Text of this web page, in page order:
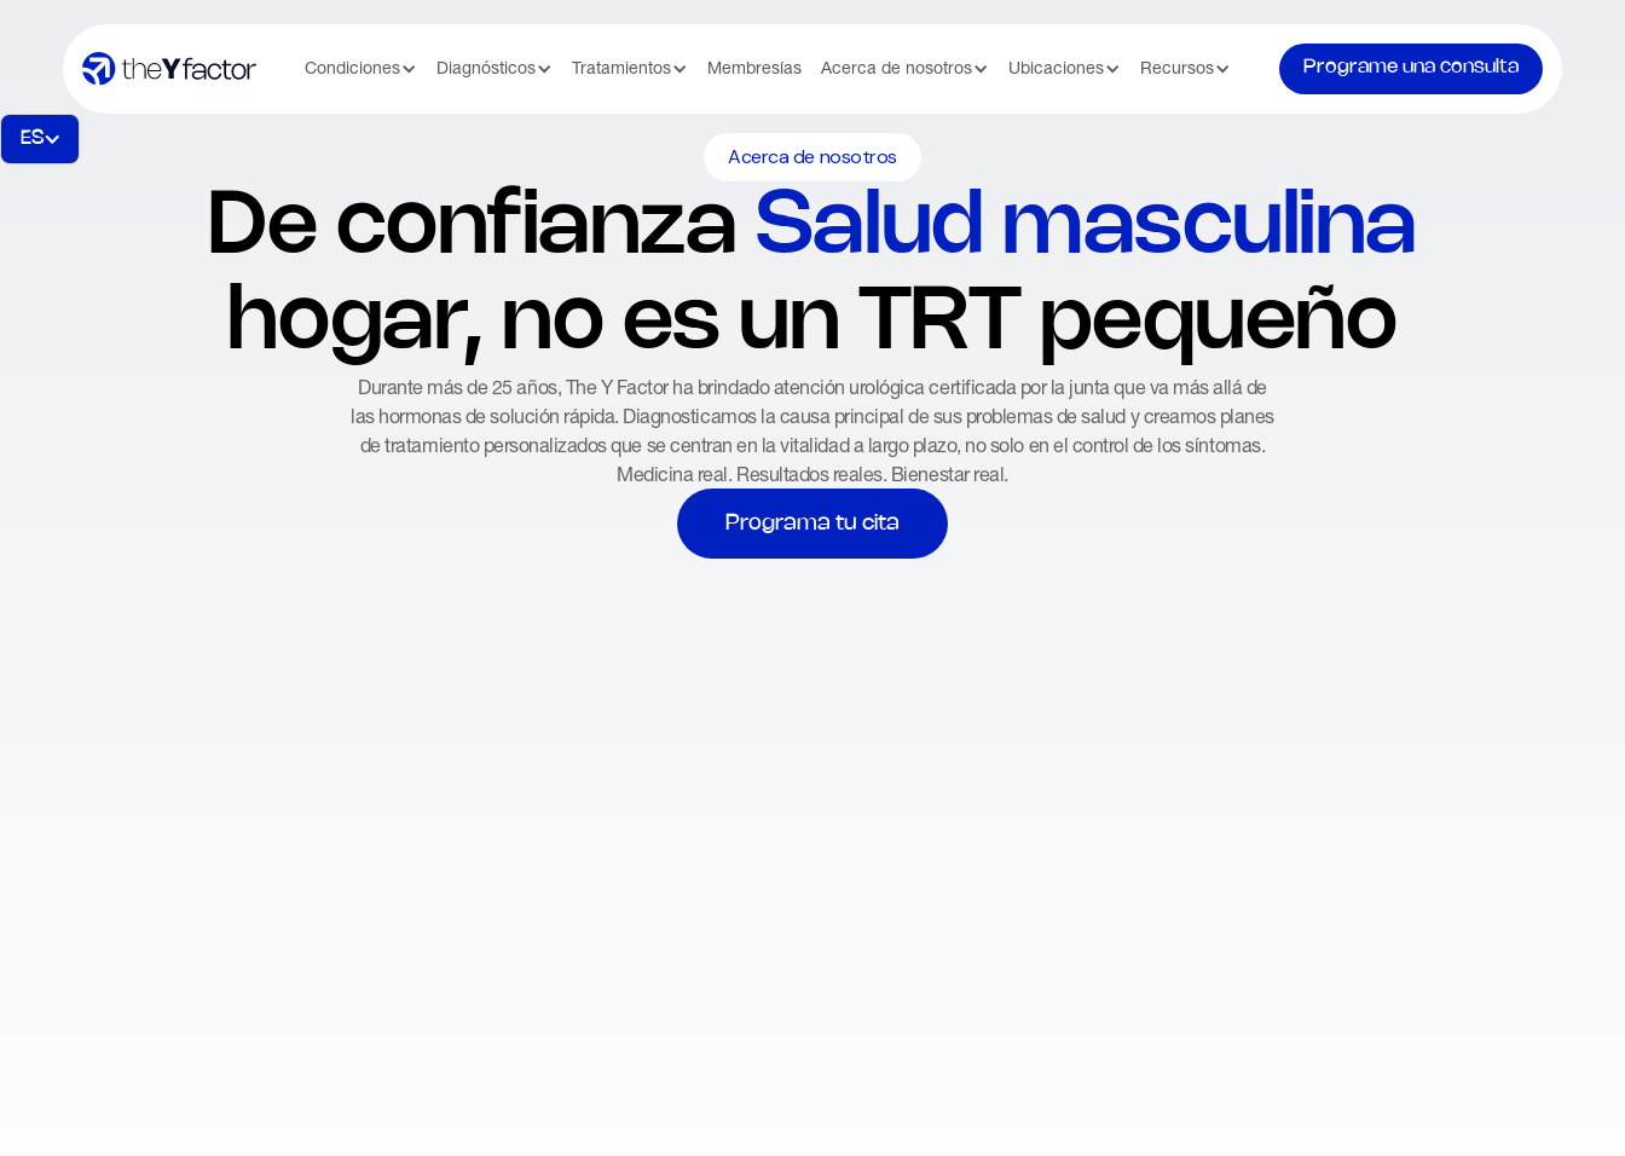
Condiciones Diagnósticos Tratamientos Membresías Acerca de nosotros Ubicaciones Recursos Programe una consulta
ES
Acerca de nosotros
De confianza Salud masculina
hogar, no es un TRT pequeño
Durante más de 25 años, The Y Factor ha brindado atención urológica certificada por la junta que va más allá de
las hormonas de solución rápida. Diagnosticamos la causa principal de sus problemas de salud y creamos planes
de tratamiento personalizados que se centran en la vitalidad a largo plazo, no solo en el control de los síntomas.
Medicina real. Resultados reales. Bienestar real.
Programa tu cita